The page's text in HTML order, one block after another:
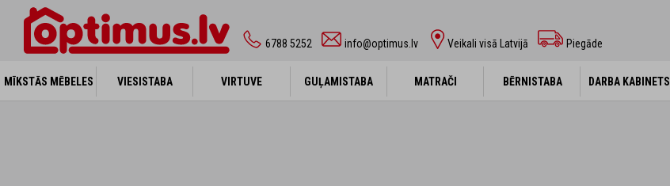
6788 5252 info@optimus.lv Veikali visā Latvijā Piegāde
MĪKSTĀS MĒBELES VIESISTABA VIRTUVE GUĻAMISTABA MATRAČI BĒRNISTABA DARBA KABINETS
MĪKSTĀS MĒBELES VIESISTABA VIRTUVE GUĻAMISTABA MATRAČI BĒRNISTABA DARBA KABINETS